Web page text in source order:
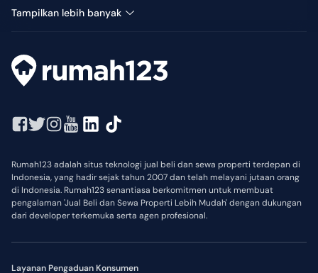
Tampilkan lebih banyak
Rumah123 adalah situs teknologi jual beli dan sewa properti terdepan di
Indonesia, yang hadir sejak tahun 2007 dan telah melayani jutaan orang
di Indonesia. Rumah123 senantiasa berkomitmen untuk membuat
pengalaman 'Jual Beli dan Sewa Properti Lebih Mudah' dengan dukungan
dari developer terkemuka serta agen profesional.
Layanan Pengaduan Konsumen